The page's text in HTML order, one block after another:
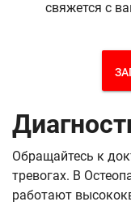
свяжется с
Обращайтесь к
тревогах. В
работают